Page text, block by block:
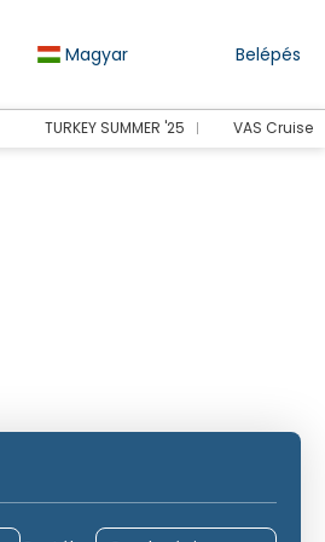
Magyar Belépés
TURKEY SUMMER '25 VAS Cruise